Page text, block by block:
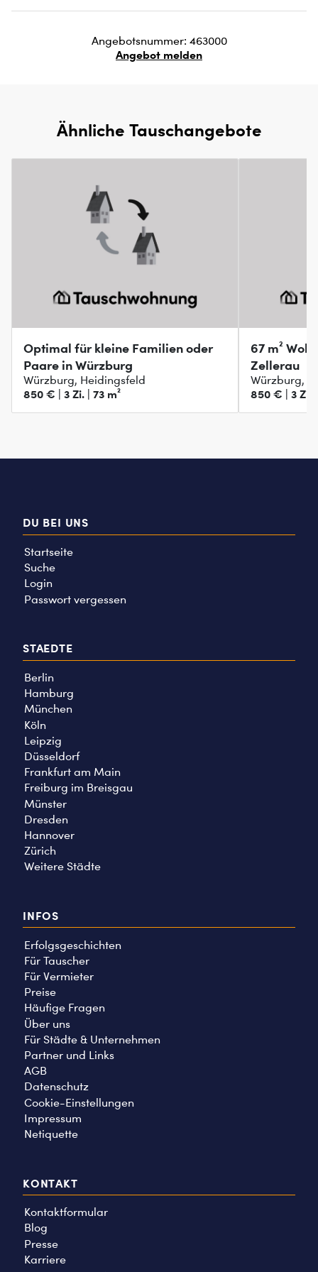
Angebotsnummer: 463000
Angebot melden
Ähnliche Tauschangebote
Optimal für kleine Familien oder
Paare in Würzburg
Würzburg, Heidingsfeld
850 € | 3 Zi. | 73 m²
67 m²
Zellerau
Würzburg,
850 € | 3 Zi. |
DU BEI UNS
Startseite
Suche
Login
Passwort vergessen
STAEDTE
Berlin
Hamburg
München
Köln
Leipzig
Düsseldorf
Frankfurt am Main
Freiburg im Breisgau
Münster
Dresden
Hannover
Zürich
Weitere Städte
INFOS
Erfolgsgeschichten
Für Tauscher
Für Vermieter
Preise
Häufige Fragen
Über uns
Für Städte & Unternehmen
Partner und Links
AGB
Datenschutz
Cookie-Einstellungen
Impressum
Netiquette
KONTAKT
Kontaktformular
Blog
Presse
Karriere